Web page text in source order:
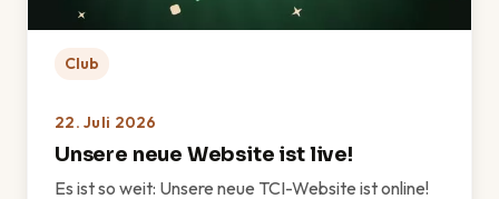
Club
22. Juli 2026
Unsere neue Website ist live!
Es ist so weit: Unsere neue TCI-Website ist online!